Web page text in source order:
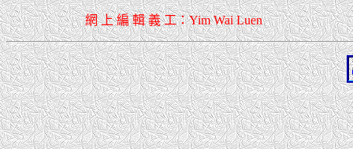
網 上 編 輯 義 工：Yim Wai Luen